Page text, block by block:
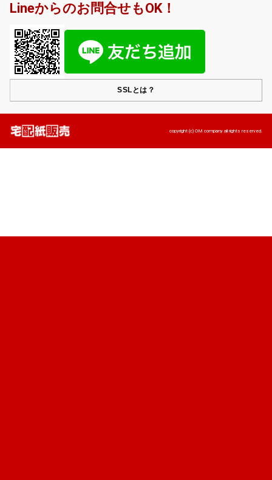
Lineからのお問合せもOK！
SSLとは？
copyright (c) OM company all rights reserved.